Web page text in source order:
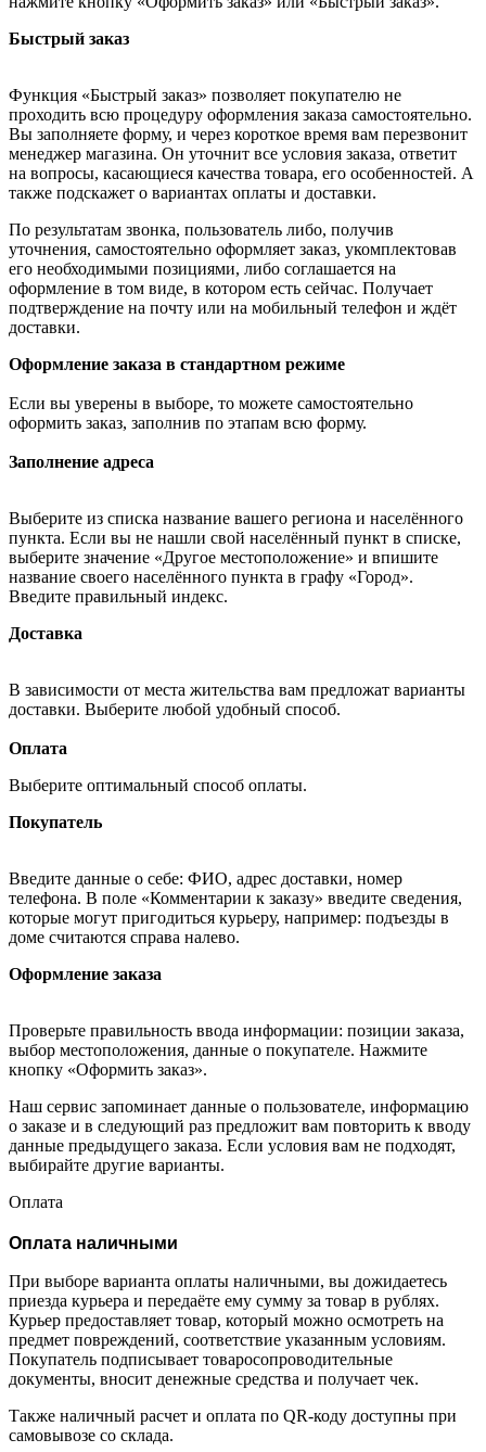
Быстрый заказ
Функция «Быстрый заказ» позволяет покупателю не
проходить всю процедуру оформления заказа самостоятельно.
Вы заполняете форму, и через короткое время вам перезвонит
менеджер магазина. Он уточнит все условия заказа, ответит
на вопросы, касающиеся качества товара, его особенностей. А
также подскажет о вариантах оплаты и доставки.
По результатам звонка, пользователь либо, получив
уточнения, самостоятельно оформляет заказ, укомплектовав
его необходимыми позициями, либо соглашается на
оформление в том виде, в котором есть сейчас. Получает
подтверждение на почту или на мобильный телефон и ждёт
доставки.
Оформление заказа в стандартном режиме
Если вы уверены в выборе, то можете самостоятельно
оформить заказ, заполнив по этапам всю форму.
Заполнение адреса
Выберите из списка название вашего региона и населённого
пункта. Если вы не нашли свой населённый пункт в списке,
выберите значение «Другое местоположение» и впишите
название своего населённого пункта в графу «Город».
Введите правильный индекс.
Доставка
В зависимости от места жительства вам предложат варианты
доставки. Выберите любой удобный способ.
Оплата
Выберите оптимальный способ оплаты.
Покупатель
Введите данные о себе: ФИО, адрес доставки, номер
телефона. В поле «Комментарии к заказу» введите сведения,
которые могут пригодиться курьеру, например: подъезды в
доме считаются справа налево.
Оформление заказа
Проверьте правильность ввода информации: позиции заказа,
выбор местоположения, данные о покупателе. Нажмите
кнопку «Оформить заказ».
Наш сервис запоминает данные о пользователе, информацию
о заказе и в следующий раз предложит вам повторить к вводу
данные предыдущего заказа. Если условия вам не подходят,
выбирайте другие варианты.
Оплата
Оплата наличными
При выборе варианта оплаты наличными, вы дожидаетесь
приезда курьера и передаёте ему сумму за товар в рублях.
Курьер предоставляет товар, который можно осмотреть на
предмет повреждений, соответствие указанным условиям.
Покупатель подписывает товаросопроводительные
документы, вносит денежные средства и получает чек.
Также наличный расчет и оплата по QR-коду доступны при
самовывозе со склада.